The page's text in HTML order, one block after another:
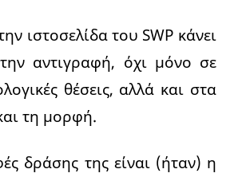
ιστοσελίδα του SWP κάνει
αντιγραφή, όχι μόνο σε
θέσεις, αλλά και στα
τη μορφή.
δράσης της είναι (ήταν) η